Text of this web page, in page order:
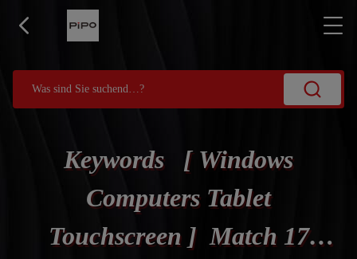
Keywords [ Windows
Computers Tablet
Touchscreen ] Match 17